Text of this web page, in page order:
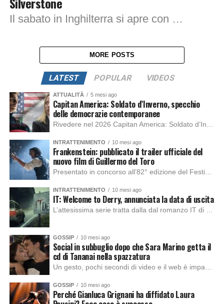
Il sabato in Inghilterra si apre con la terza sessione di prove libere e le condizioni meteo si presentano incerte, con un cielo coperto di nuvole...
MORE POSTS
LATEST POPULAR VIDEOS
ATTUALITÀ 5 mesi ago
Capitan America: Soldato d’Inverno, specchio
delle democrazie contemporanee
Rivedere nel 2026 Capitan America: Soldato d’Inverno, fa notare elementi delle democrazie moderne attuali che presentano un impatto diretto con il pubblico e il richiamo della forza di volontà e il pensiero critico del singolo. Captain America: Soldato d’Inverno (Captain America: The Winter Soldier nella versione originale) è il secondo film del supereroe della Marvel […]
INTRATTENIMENTO 10 mesi ago
Frankenstein: pubblicato il trailer ufficiale del
nuovo film di Guillermo del Toro
Presentato in concorso all’82° edizione del Festival del Cinema di Venezia, con l’impeccabile interpretazione di Oscar Isaac, Jacob Elordi, Mia Goth e Christoph Waltz, è stato pubblicato il trailer finale della nuova trasposizione cinematografica di Frankenstein firmata dal regista Guillermo del Toro. Sarà disponibile in anteprima nei cinema selezionati dal 22 ottobre e sulla piattaforma […]
INTRATTENIMENTO 10 mesi ago
IT: Welcome to Derry, annunciata la data di uscita
L’attesissima serie tratta dalla dal romanzo IT di Stephen King, arriverà anche in Italia, molto prima del previsto, dato che nei giorni precedenti HBO Max ha rivelato la data di uscita negli Stati Uniti, è giunto il momento anche per l’Italia. La nuova serie drammatica creata dal regista Andy Muschietti, basata sul romanzo best seller […]
GOSSIP 10 mesi ago
Social in subbuglio dopo che Sara Marino getta il
cd di Tananai nella spazzatura
Un gesto, pochi secondi di video e il web è impazzito. Nella serata di domenica, Sara Marino, ex compagna di Tananai, ha pubblicato su Instagram una storia che non lasciava spazio a interpretazioni: il cd del cantante finiva dritto nella spazzatura. Un segnale forte e simbolico allo stesso tempo. Questa vicenda arriva dopo altre indicazioni […]
GOSSIP 10 mesi ago
Perché Gianluca Grignani ha diffidato Laura